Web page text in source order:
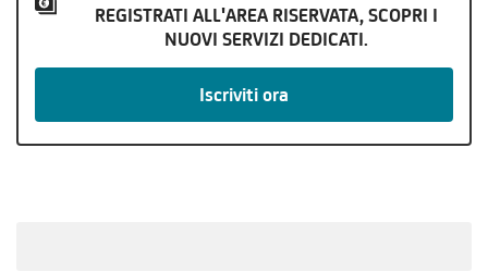
REGISTRATI ALL'AREA RISERVATA, SCOPRI I
NUOVI SERVIZI DEDICATI.
Iscriviti ora